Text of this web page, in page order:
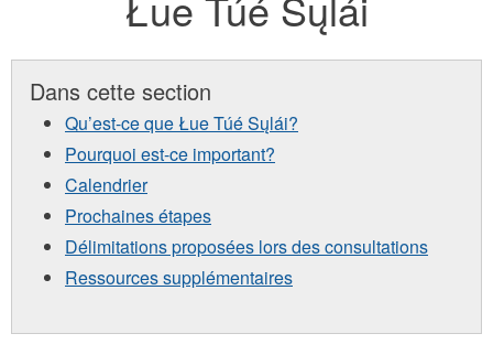
Dans cette section
Qu’est-ce que Łue Túé Sųlái?
Pourquoi est-ce important?
Calendrier
Prochaines étapes
Délimitations proposées lors des consultations
Ressources supplémentaires